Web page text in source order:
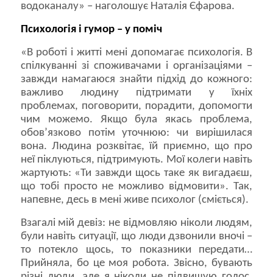
водоканалу» – наголошує Наталія Єфарова.
Психологія і гумор – у поміч
«В роботі і житті мені допомагає психологія. В
спілкуванні зі споживачами і організаціями –
завжди намагаюся знайти підхід до кожного:
важливо людину підтримати у їхніх
проблемах, поговорити, порадити, допомогти
чим можемо. Якщо була якась проблема,
обов’язково потім уточнюю: чи вирішилася
вона. Людина розквітає, їй приємно, що про
неї піклуються, підтримують. Мої колеги навіть
жартують: «Ти завжди щось таке як вигадаєш,
що тобі просто не можливо відмовити». Так,
напевне, десь в мені живе психолог (сміється).
Взагалі мій девіз: не відмовляю ніколи людям,
були навіть ситуації, що люди дзвонили вночі –
то потекло щось, то показники передати…
Прийняла, бо це моя робота. Звісно, бувають